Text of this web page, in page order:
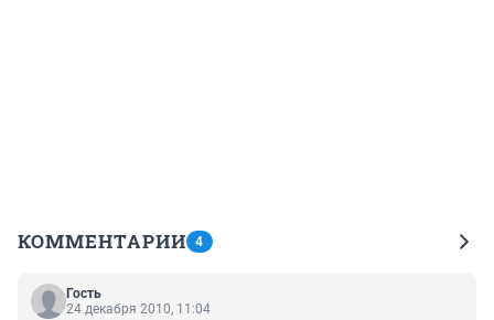
КОММЕНТАРИИ 4
Гость
24 декабря 2010, 11:04